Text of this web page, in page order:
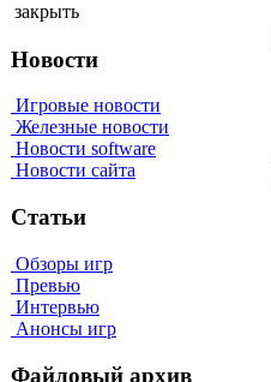
закрыть
Новости
Игровые новости
Железные новости
Новости software
Новости сайта
Статьи
Обзоры игр
Превью
Интервью
Анонсы игр
Файловый архив